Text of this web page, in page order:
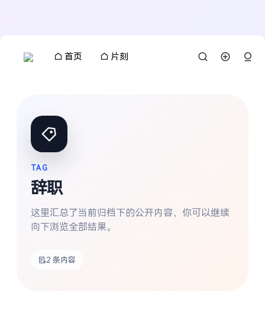
首页 片刻
TAG
辞职
这里汇总了当前归档下的公开内容，你可以继续
向下浏览全部结果。
2 条内容